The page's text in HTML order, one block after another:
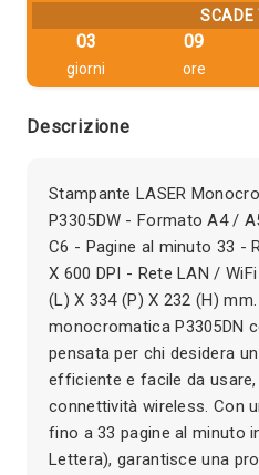
SCADE
03
giorni
09
ore
Descrizione
Stampante LASER
P3305DW - Formato A4 /
C6 - Pagine al minuto 33 -
X 600 DPI - Rete LAN /
(L) X 334 (P) X 232 (H)
monocromatica P3305DN
pensata per chi desidera
efficiente e facile da
connettività wireless. Con
fino a 33 pagine al minuto
Lettera), garantisce una